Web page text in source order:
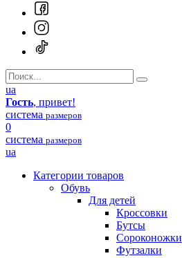
ua
Гость, привет!
система размеров
0
система размеров
ua
Категории товаров
Обувь
Для детей
Кроссовки
Бутсы
Сороконожки
Футзалки